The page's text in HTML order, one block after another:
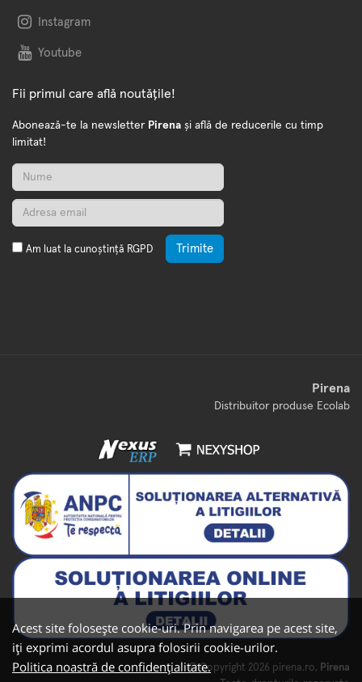
Acest site folosește cookie-uri. Prin navigarea pe acest site,
iți exprimi acordul asupra folosirii cookie-urilor.
Politica noastră de confidențialitate.
Instagram
Youtube
Fii primul care află noutățile!
Abonează-te la newsletter Pirena și află de reducerile cu timp
limitat!
Am luat la cunoștință RGPD Trimite
Pirena
Distribuitor produse Ecolab
© Copyright 2026 pirena.ro, Pirena